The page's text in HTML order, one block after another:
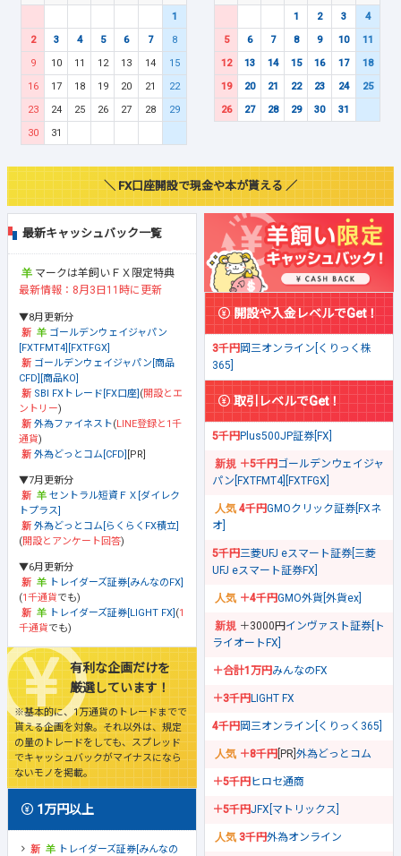
1
2
3 4 5 6 7
8
9
10 11 12 13 14
15
16
17 18 19 20 21
22
23
24 25 26 27 28
29
30
31
1
2 3
4
5
6 7 8 9 10
11
12
13 14 15 16 17
18
19
20 21 22 23 24
25
26
27 28 29 30 31
＼ FX口座開設で現金や本が貰える ／
最新キャッシュバック一覧
マークは羊飼いＦＸ限定特典
最新情報：8月3日11時に更新
▼8月更新分
ゴールデンウェイジャパン
[FXTFMT4][FXTFGX]
ゴールデンウェイジャパン[商品
CFD][商品KO]
SBI FXトレード[FX口座] (開設とエ
ントリー)
外為ファイネスト(LINE登録と1千
通貨)
外為どっとコム[CFD] [PR]
▼7月更新分
セントラル短資ＦＸ[ダイレク
トプラス]
外為どっとコム[らくらくFX積立]
(開設とアンケート回答)
▼6月更新分
トレイダーズ証券[みんなのFX]
(1千通貨でも)
トレイダーズ証券[LIGHT FX] (1
千通貨でも)
有利な企画だけを
厳選しています！
※基本的に、1万通貨のトレードまでで
貰える企画を対象。それ以外は、規定
の量のトレードをしても、スプレッド
でキャッシュバックがマイナスになら
ないモノを掲載。
1万円以上
トレイダーズ証券[みんなの
開設や入金レベルでGet！
3千円岡三オンライン[くりっく株
365]
取引レベルでGet！
5千円Plus500JP証券[FX]
＋5千円ゴールデンウェイジャ
パン[FXTFMT4][FXTFGX]
4千円GMOクリック証券[FXネ
オ]
5千円三菱UFJ eスマート証券[三菱
UFJ eスマート証券FX]
＋4千円GMO外貨[外貨ex]
＋3000円 インヴァスト証券[ト
ライオートFX]
＋合計1万円みんなのFX
＋3千円LIGHT FX
4千円岡三オンライン[くりっく365]
＋8千円 [PR] 外為どっとコム
＋5千円ヒロセ通商
＋5千円JFX[マトリックス]
3千円外為オンライン